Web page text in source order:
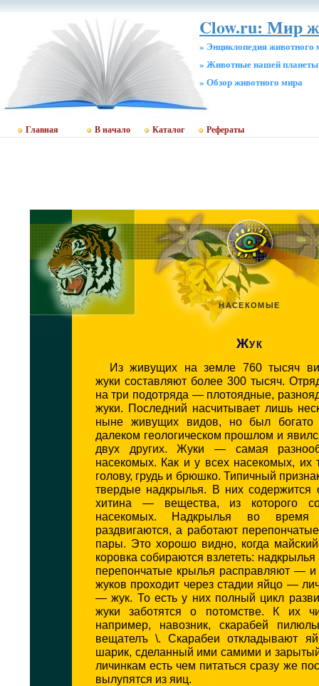
Clow.ru: Мир
» Энциклопедия животного
» Животные нашей планеты
» Обзор животного мира
Главная В начало Каталог Рефераты
НАСЕКОМЫЕ
Жук
Из живущих на земле 760 тысяч
жуки составляют более 300 тысяч.
на три подотряда — плотоядные,
жуки. Последний насчитывает лишь
ныне живущих видов, но был богато
далеком геологическом прошлом и
двух других. Жуки — самая
насекомых. Как и у всех насекомых, их
голову, грудь и брюшко. Типичный
твердые надкрылья. В них содержится
хитина — вещества, из которого
насекомых. Надкрылья во время
раздвигаются, а работают
пары. Это хорошо видно, когда
коровка собираются взлететь:
перепончатые крылья расправляют — и
жуков проходит через стадии яйцо —
— жук. То есть у них полный цикл
жуки заботятся о потомстве. К их
например, навозник, скарабей
вещателъ \. Скарабеи откладывают
шарик, сделанный ими самими и
личинкам есть чем питаться сразу же
вылупятся из яиц.